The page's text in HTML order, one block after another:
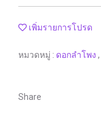
เพิ่มรายการโปรด
หมวดหมู่ : ดอกลำโพง ,
Share